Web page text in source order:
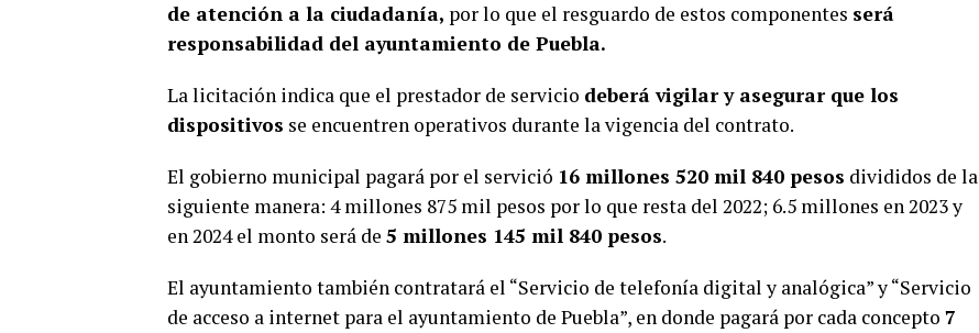
de atención a la ciudadanía, por lo que el resguardo de estos componentes será
responsabilidad del ayuntamiento de Puebla.
La licitación indica que el prestador de servicio deberá vigilar y asegurar que los
dispositivos se encuentren operativos durante la vigencia del contrato.
El gobierno municipal pagará por el servició 16 millones 520 mil 840 pesos divididos de la
siguiente manera: 4 millones 875 mil pesos por lo que resta del 2022; 6.5 millones en 2023 y
en 2024 el monto será de 5 millones 145 mil 840 pesos.
El ayuntamiento también contratará el “Servicio de telefonía digital y analógica” y “Servicio
de acceso a internet para el ayuntamiento de Puebla”, en donde pagará por cada concepto 7